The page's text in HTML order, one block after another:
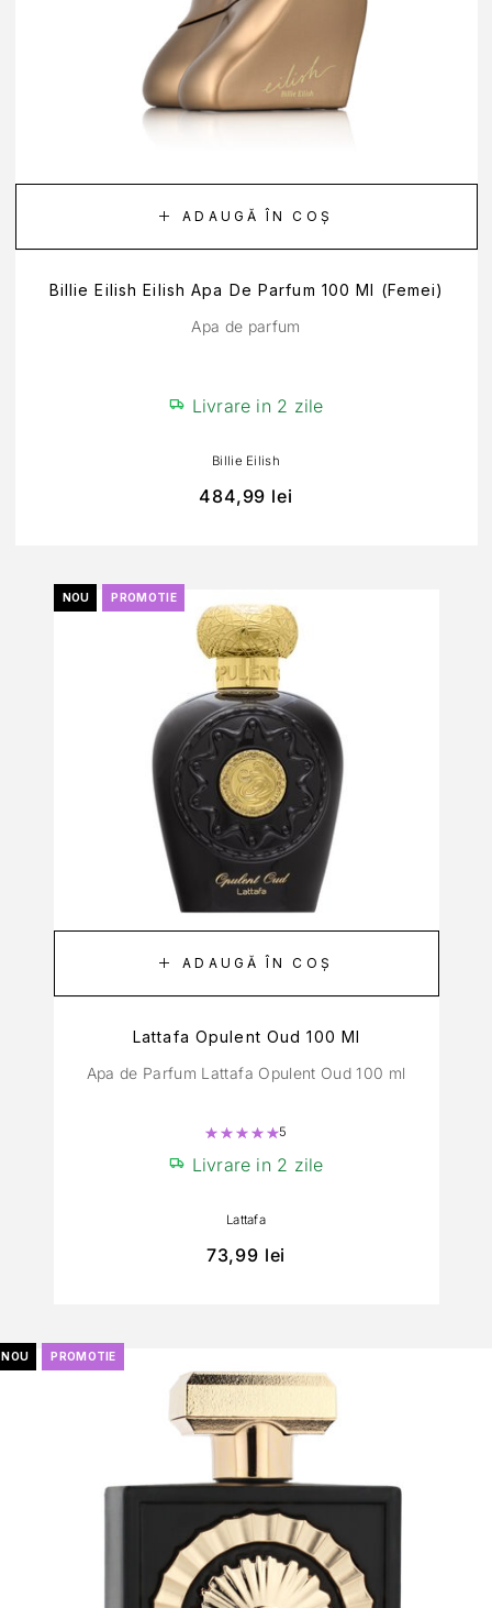
ADAUGĂ ÎN COȘ
Billie Eilish Eilish Apa De Parfum 100 Ml (Femei)
Apa de parfum
Livrare in 2 zile
Billie Eilish
484,99 lei
NOU PROMOTIE
ADAUGĂ ÎN COȘ
Lattafa Opulent Oud 100 Ml
Apa de Parfum Lattafa Opulent Oud 100 ml
Evaluat la
5
Livrare in 2 zile
Lattafa
73,99 lei
NOU PROMOTIE